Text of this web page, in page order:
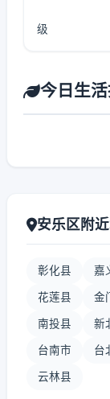
级
今日生
安乐区附
彰化县 嘉
花莲县 金
南投县 新
台南市 台
云林县